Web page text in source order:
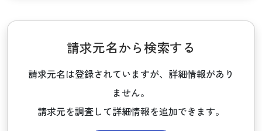
請求元名から検索する
請求元名は登録されていますが、詳細情報があり
ません。
請求元を調査して詳細情報を追加できます。